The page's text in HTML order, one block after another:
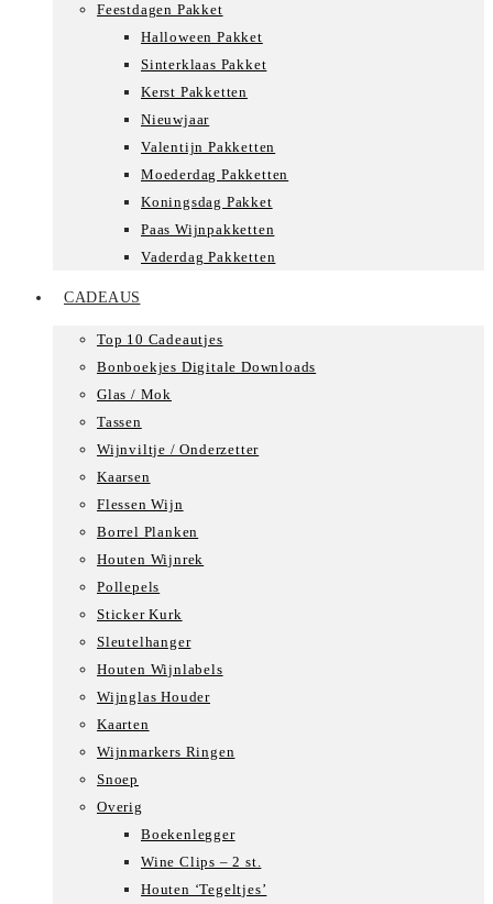
Feestdagen Pakket
Halloween Pakket
Sinterklaas Pakket
Kerst Pakketten
Nieuwjaar
Valentijn Pakketten
Moederdag Pakketten
Koningsdag Pakket
Paas Wijnpakketten
Vaderdag Pakketten
CADEAUS
Top 10 Cadeautjes
Bonboekjes Digitale Downloads
Glas / Mok
Tassen
Wijnviltje / Onderzetter
Kaarsen
Flessen Wijn
Borrel Planken
Houten Wijnrek
Pollepels
Sticker Kurk
Sleutelhanger
Houten Wijnlabels
Wijnglas Houder
Kaarten
Wijnmarkers Ringen
Snoep
Overig
Boekenlegger
Wine Clips – 2 st.
Houten ‘Tegeltjes’